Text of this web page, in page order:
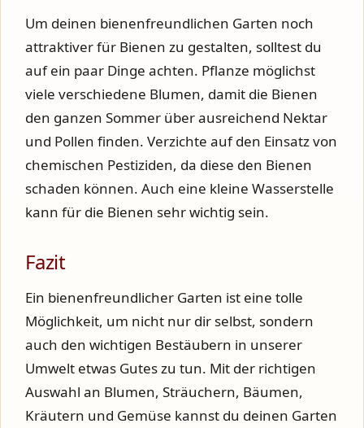
Um deinen bienenfreundlichen Garten noch
attraktiver für Bienen zu gestalten, solltest du
auf ein paar Dinge achten. Pflanze möglichst
viele verschiedene Blumen, damit die Bienen
den ganzen Sommer über ausreichend Nektar
und Pollen finden. Verzichte auf den Einsatz von
chemischen Pestiziden, da diese den Bienen
schaden können. Auch eine kleine Wasserstelle
kann für die Bienen sehr wichtig sein.
Fazit
Ein bienenfreundlicher Garten ist eine tolle
Möglichkeit, um nicht nur dir selbst, sondern
auch den wichtigen Bestäubern in unserer
Umwelt etwas Gutes zu tun. Mit der richtigen
Auswahl an Blumen, Sträuchern, Bäumen,
Kräutern und Gemüse kannst du deinen Garten